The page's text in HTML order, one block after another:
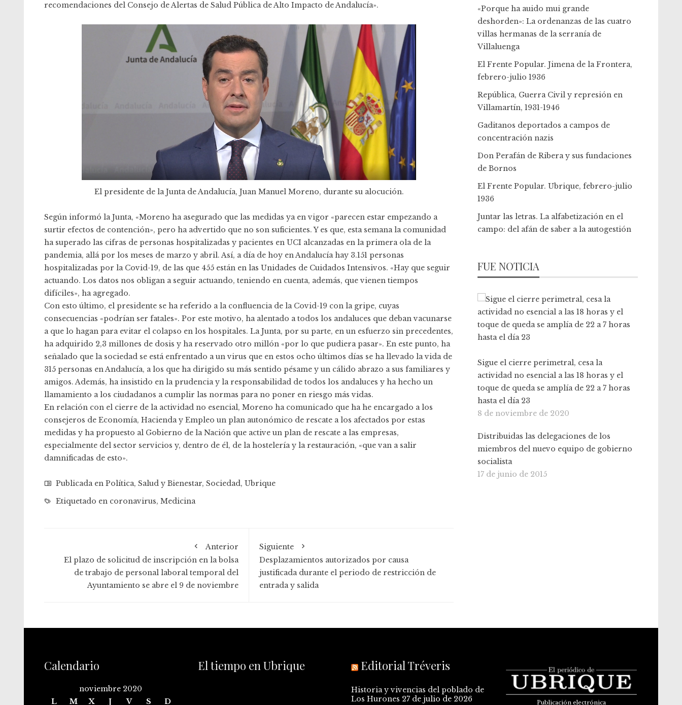
recomendaciones del Consejo de Alertas de Salud Pública de Alto Impacto de Andalucía».
El presidente de la Junta de Andalucía, Juan Manuel Moreno, durante su alocución.
Según informó la Junta, «Moreno ha asegurado que las medidas ya en vigor «parecen estar empezando a
surtir efectos de contención», pero ha advertido que no son suficientes. Y es que, esta semana la comunidad
ha superado las cifras de personas hospitalizadas y pacientes en UCI alcanzadas en la primera ola de la
pandemia, allá por los meses de marzo y abril. Así, a día de hoy en Andalucía hay 3.151 personas
hospitalizadas por la Covid-19, de las que 455 están en las Unidades de Cuidados Intensivos. «Hay que seguir
actuando. Los datos nos obligan a seguir actuando, teniendo en cuenta, además, que vienen tiempos
difíciles», ha agregado.
Con esto último, el presidente se ha referido a la confluencia de la Covid-19 con la gripe, cuyas
consecuencias «podrían ser fatales». Por este motivo, ha alentado a todos los andaluces que deban vacunarse
a que lo hagan para evitar el colapso en los hospitales. La Junta, por su parte, en un esfuerzo sin precedentes,
ha adquirido 2,3 millones de dosis y ha reservado otro millón «por lo que pudiera pasar». En este punto, ha
señalado que la sociedad se está enfrentado a un virus que en estos ocho últimos días se ha llevado la vida de
315 personas en Andalucía, a los que ha dirigido su más sentido pésame y un cálido abrazo a sus familiares y
amigos. Además, ha insistido en la prudencia y la responsabilidad de todos los andaluces y ha hecho un
llamamiento a los ciudadanos a cumplir las normas para no poner en riesgo más vidas.
En relación con el cierre de la actividad no esencial, Moreno ha comunicado que ha he encargado a los
consejeros de Economía, Hacienda y Empleo un plan autonómico de rescate a los afectados por estas
medidas y ha propuesto al Gobierno de la Nación que active un plan de rescate a las empresas,
especialmente del sector servicios y, dentro de él, de la hostelería y la restauración, «que van a salir
damnificadas de esto».
Publicada en Política, Salud y Bienestar, Sociedad, Ubrique
Etiquetado en coronavirus, Medicina
Anterior
El plazo de solicitud de inscripción en la bolsa
de trabajo de personal laboral temporal del
Ayuntamiento se abre el 9 de noviembre
Siguiente
Desplazamientos autorizados por causa
justificada durante el periodo de restricción de
entrada y salida
«Porque ha auido mui grande
deshorden»: La ordenanzas de las cuatro
villas hermanas de la serranía de
Villaluenga
El Frente Popular. Jimena de la Frontera,
febrero-julio 1936
República, Guerra Civil y represión en
Villamartín, 1931-1946
Gaditanos deportados a campos de
concentración nazis
Don Perafán de Ribera y sus fundaciones
de Bornos
El Frente Popular. Ubrique, febrero-julio
1936
Juntar las letras. La alfabetización en el
campo: del afán de saber a la autogestión
FUE NOTICIA
Sigue el cierre perimetral, cesa la
actividad no esencial a las 18 horas y el
toque de queda se amplía de 22 a 7 horas
hasta el día 23
8 de noviembre de 2020
Distribuidas las delegaciones de los
miembros del nuevo equipo de gobierno
socialista
17 de junio de 2015
Calendario
noviembre 2020
L
M X J V S D
El tiempo en Ubrique Editorial Tréveris
Historia y vivencias del poblado de
Los Hurones 27 de julio de 2026 Publicación electrónica